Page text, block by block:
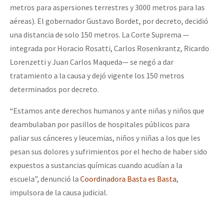
metros para aspersiones terrestres y 3000 metros para las
aéreas). El gobernador Gustavo Bordet, por decreto, decidió
una distancia de solo 150 metros. La Corte Suprema —
integrada por Horacio Rosatti, Carlos Rosenkrantz, Ricardo
Lorenzetti y Juan Carlos Maqueda— se negó a dar
tratamiento a la causa y dejó vigente los 150 metros
determinados por decreto.
“Estamos ante derechos humanos y ante niñas y niños que
deambulaban por pasillos de hospitales públicos para
paliar sus cánceres y leucemias, niños y niñas a los que les
pesan sus dolores y sufrimientos por el hecho de haber sido
expuestos a sustancias químicas cuando acudían a la
escuela”, denunció la Coordinadora Basta es Basta,
impulsora de la causa judicial.